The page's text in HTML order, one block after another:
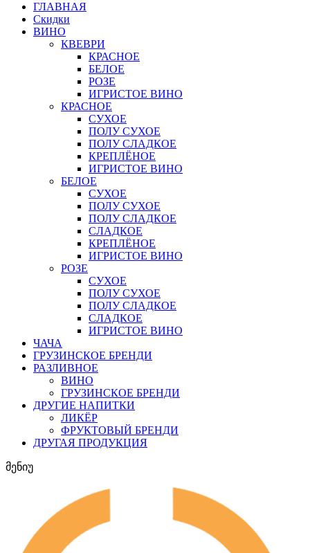
ГЛАВНАЯ
Скидки
ВИНО
КВЕВРИ
КРАСНОЕ
БЕЛОЕ
РОЗЕ
ИГРИСТОЕ ВИНО
КРАСНОЕ
СУХОЕ
ПОЛУ СУХОЕ
ПОЛУ СЛАДКОЕ
КРЕПЛЁНОЕ
ИГРИСТОЕ ВИНО
БЕЛОЕ
СУХОЕ
ПОЛУ СУХОЕ
ПОЛУ СЛАДКОЕ
СЛАДКОЕ
КРЕПЛЁНОЕ
ИГРИСТОЕ ВИНО
РОЗЕ
СУХОЕ
ПОЛУ СУХОЕ
ПОЛУ СЛАДКОЕ
СЛАДКОЕ
ИГРИСТОЕ ВИНО
ЧАЧА
ГРУЗИНСКОЕ БРЕНДИ
РАЗЛИВНОЕ
ВИНО
ГРУЗИНСКОЕ БРЕНДИ
ДРУГИЕ НАПИТКИ
ЛИКЁР
ФРУКТОВЫЙ БРЕНДИ
ДРУГАЯ ПРОДУКЦИЯ
მენიუ